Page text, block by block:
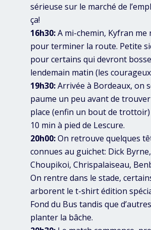
sérieuse sur le marché de
ça!
16h30:A mi-chemin, Kyfran me
pour terminer la route. Petite
pour certains qui devront
lendemain matin (les
19h30:Arrivée à Bordeaux, on
paume un peu avant de
place (enfin un bout de
10 min à pied de Lescure.
20h00:On retrouve quelques
connues au guichet: Dick Byrne,
Choupikoi, Chrispalaiseau,
On rentre dans le stade,
arborent le t-shirt édition
Fond du Bus tandis que
planter la bâche.